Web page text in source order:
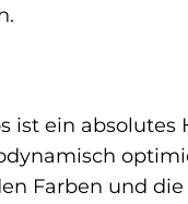
ist ein
Farben und